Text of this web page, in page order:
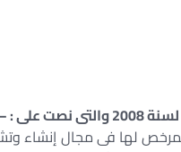
لها فى مجال إنشاء